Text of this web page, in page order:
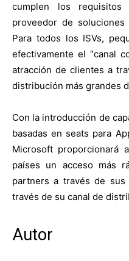
cumplen los
proveedor de
Para todos los ISVs,
efectivamente el “canal
atracción de clientes a
distribución más grandes
Con la introducción de
basadas en seats para
Microsoft proporcionará
países un acceso más
partners a través de
través de su canal de
Autor